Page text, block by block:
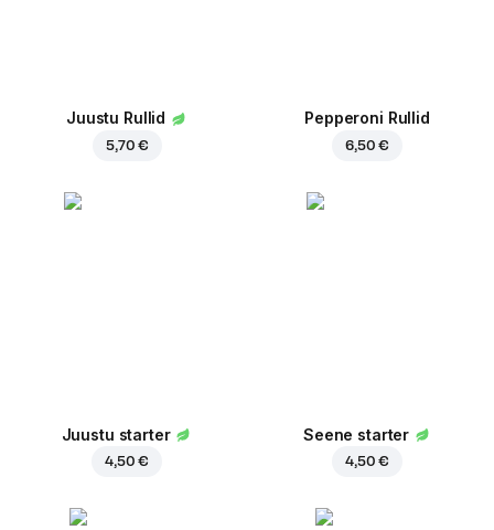
Juustu Rullid
5,70 €
Pepperoni Rullid
6,50 €
Juustu starter
4,50 €
Seene starter
4,50 €